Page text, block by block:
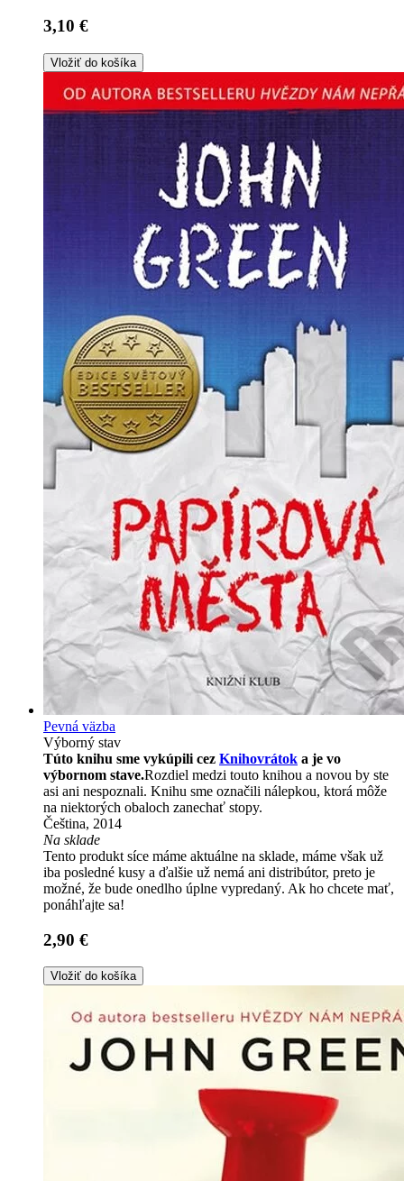
3,10 €
Vložiť do košíka
Pevná väzba
Výborný stav
Túto knihu sme vykúpili cez Knihovrátok a je vo
výbornom stave.Rozdiel medzi touto knihou a novou by ste
asi ani nespoznali. Knihu sme označili nálepkou, ktorá môže
na niektorých obaloch zanechať stopy.
Čeština, 2014
Na sklade
Tento produkt síce máme aktuálne na sklade, máme však už
iba posledné kusy a ďalšie už nemá ani distribútor, preto je
možné, že bude onedlho úplne vypredaný. Ak ho chcete mať,
ponáhľajte sa!
2,90 €
Vložiť do košíka